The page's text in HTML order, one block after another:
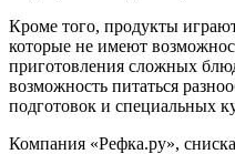
Кроме того, продукты
которые не имеют
приготовления сложных
возможность питаться
подготовок и специальных
Компания «Рефка.ру»,